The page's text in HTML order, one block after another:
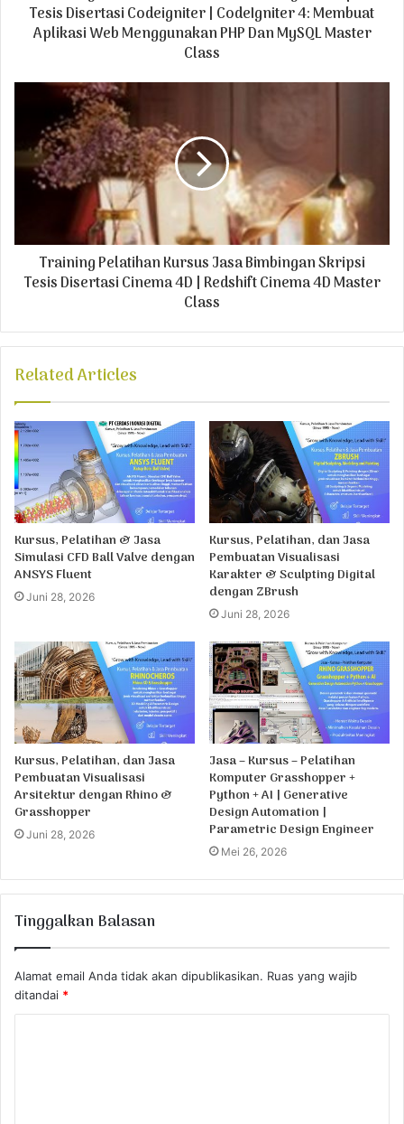
Tesis Disertasi Codeigniter | CodeIgniter 4: Membuat
Aplikasi Web Menggunakan PHP Dan MySQL Master
Class
Training Pelatihan Kursus Jasa Bimbingan Skripsi
Tesis Disertasi Cinema 4D | Redshift Cinema 4D Master
Class
Related Articles
Kursus, Pelatihan & Jasa
Simulasi CFD Ball Valve dengan
ANSYS Fluent
Juni 28, 2026
Kursus, Pelatihan, dan Jasa
Pembuatan Visualisasi
Karakter & Sculpting Digital
dengan ZBrush
Juni 28, 2026
Kursus, Pelatihan, dan Jasa
Pembuatan Visualisasi
Arsitektur dengan Rhino &
Grasshopper
Juni 28, 2026
Jasa – Kursus – Pelatihan
Komputer Grasshopper +
Python + AI | Generative
Design Automation |
Parametric Design Engineer
Mei 26, 2026
Tinggalkan Balasan
Alamat email Anda tidak akan dipublikasikan. Ruas yang wajib
ditandai *